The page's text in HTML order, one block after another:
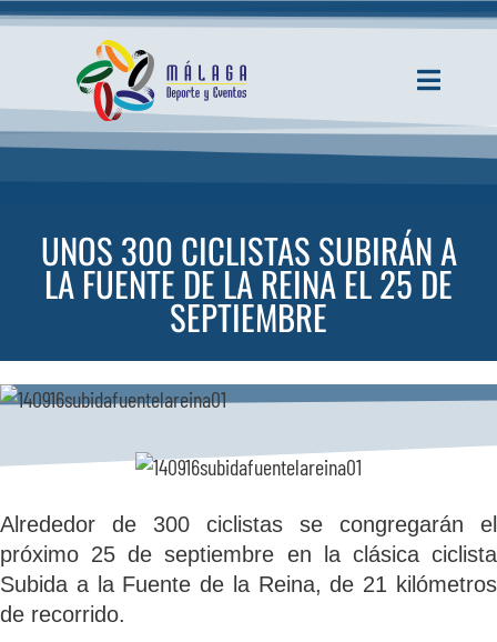
Saltar
Toggle
INICIO
SERVICIOS
SOBRE NOSOTROS
TRANSPARENCIA
UNOS 300 CICLISTAS SUBIRÁN A
LA FUENTE DE LA REINA EL 25 DE
SEPTIEMBRE
Alrededor de 300 ciclistas se congregarán el
próximo 25 de septiembre en la clásica ciclista
Subida a la Fuente de la Reina, de 21 kilómetros
de recorrido.